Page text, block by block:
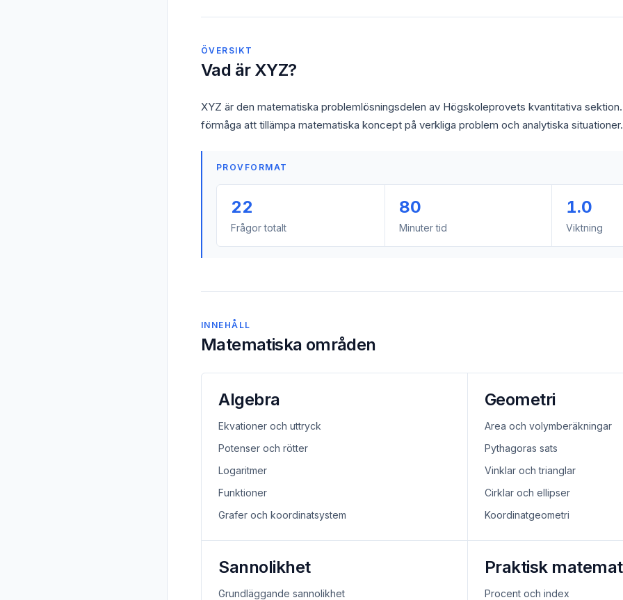
ÖVERSIKT
Vad är XYZ?
XYZ är den matematiska problemlösningsdelen av Högskoleprovets kvantitativa
förmåga att tillämpa matematiska koncept på verkliga problem och analytiska situationer.
PROVFORMAT
22
Frågor totalt
80
Minuter tid
1.0
Viktning
INNEHÅLL
Matematiska områden
Algebra
Ekvationer och uttryck
Potenser och rötter
Logaritmer
Funktioner
Grafer och koordinatsystem
Geometri
Area och volymberäkningar
Pythagoras sats
Vinklar och trianglar
Cirklar och ellipser
Koordinatgeometri
Sannolikhet
Grundläggande sannolikhet
Praktisk
Procent och index